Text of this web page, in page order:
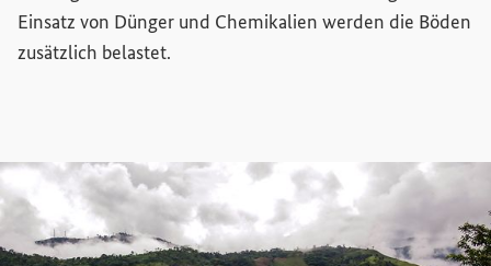
Einsatz von Dünger und Chemikalien werden die Böden
zusätzlich belastet.